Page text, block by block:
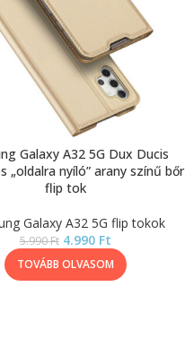
Galaxy A32 5G Dux Ducis
„oldalra nyíló” arany színű bőr
flip tok
Galaxy A32 5G flip tokok
5.990Ft 4.990 Ft
TOVÁBB OLVASOM